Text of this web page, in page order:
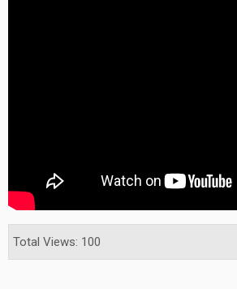
Total Views: 100